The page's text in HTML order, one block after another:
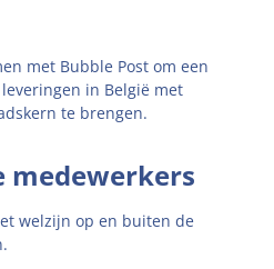
met Bubble Post om een
in België met
te brengen.
medewerkers
welzijn op en buiten de